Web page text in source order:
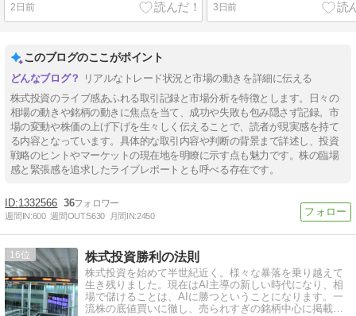
2日前 3日前
このブログのここがポイント
リアルなトレード状況と市場の動きを詳細に伝える
株式投資のライブ感あふれる取引記録と市場分析を特徴とします。日々の
相場の動きや銘柄の動きに焦点を当て、成功や失敗も包み隠さず記録。市
場の変動や株価の上げ下げを生々しく伝えることで、読者が現実感を持て
る内容となっています。具体的な取引内容や判断の背景まで詳述し、投資
戦略のヒントやマーケットの現在地を明瞭に示す点も魅力です。株の臨場
感と緊張感を追求したライブレポートとも呼べる存在です。
1332566 36
週間IN:600 週間OUT:5630 月間IN:2450
16 株式投資勝利の法則
株式投資を始めて半世紀近く。様々な暴落を乗り越えて
生き残りました。現在はAI主導の新しい時代になり、相
場で儲けることは、AIに勝つということになります。一
流株の底値買いに徹し、売られすぎの銘柄中心に掲載し